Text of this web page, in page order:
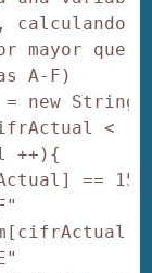
calculando
que 9
A-F)
new
<
++){
==